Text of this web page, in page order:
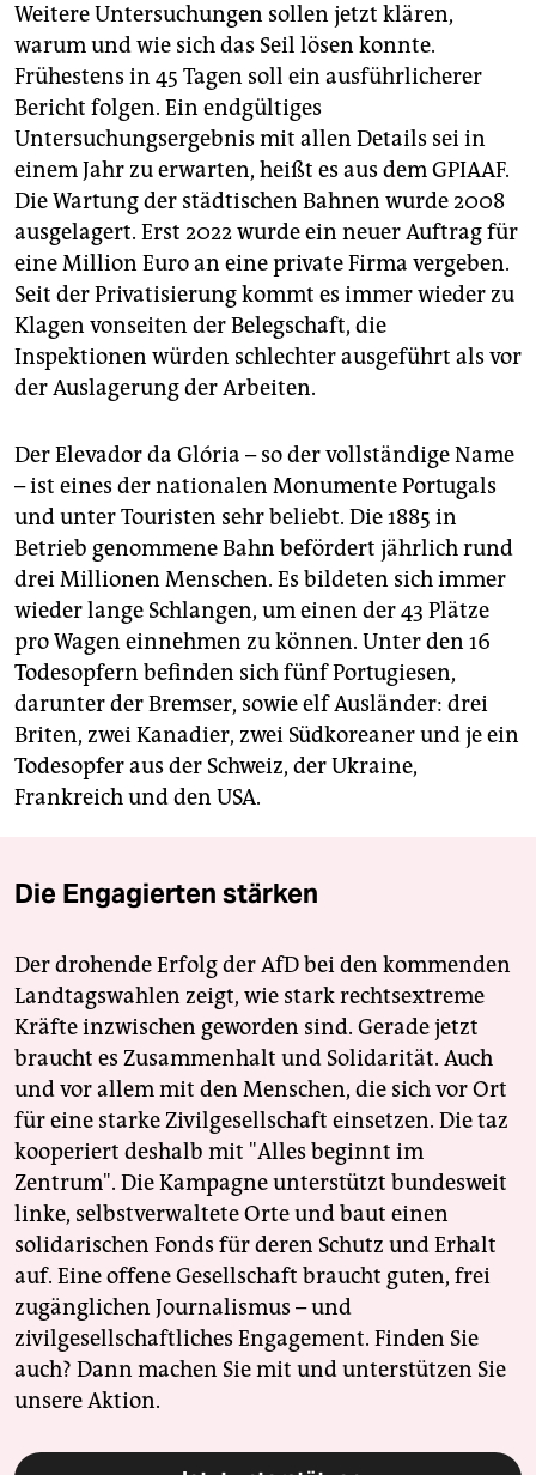
Weitere Untersuchungen sollen jetzt klären,
warum und wie sich das Seil lösen konnte.
Frühestens in 45 Tagen soll ein ausführlicherer
Bericht folgen. Ein endgültiges
Untersuchungsergebnis mit allen Details sei in
einem Jahr zu erwarten, heißt es aus dem GPIAAF.
Die Wartung der städtischen Bahnen wurde 2008
ausgelagert. Erst 2022 wurde ein neuer Auftrag für
eine Million Euro an eine private Firma vergeben.
Seit der Privatisierung kommt es immer wieder zu
Klagen vonseiten der Belegschaft, die
Inspektionen würden schlechter ausgeführt als vor
der Auslagerung der Ar­beiten.
Der Elevador da Glória – so der vollständige Name
– ist eines der nationalen Monumente Portugals
und unter Touristen sehr beliebt. Die 1885 in
Betrieb genommene Bahn befördert jährlich rund
drei Millionen Menschen. Es bildeten sich immer
wieder lange Schlangen, um einen der 43 Plätze
pro Wagen einnehmen zu können. Unter den 16
Todesopfern befinden sich fünf Portugiesen,
darunter der Bremser, sowie elf Ausländer: drei
Briten, zwei Kanadier, zwei Südkoreaner und je ein
Todesopfer aus der Schweiz, der Ukraine,
Frankreich und den USA.
Die Engagierten stärken
Der drohende Erfolg der AfD bei den kommenden
Landtagswahlen zeigt, wie stark rechtsextreme
Kräfte inzwischen geworden sind. Gerade jetzt
braucht es Zusammenhalt und Solidarität. Auch
und vor allem mit den Menschen, die sich vor Ort
für eine starke Zivilgesellschaft einsetzen. Die taz
kooperiert deshalb mit "Alles beginnt im
Zentrum". Die Kampagne unterstützt bundesweit
linke, selbstverwaltete Orte und baut einen
solidarischen Fonds für deren Schutz und Erhalt
auf. Eine offene Gesellschaft braucht guten, frei
zugänglichen Journalismus – und
zivilgesellschaftliches Engagement. Finden Sie
auch? Dann machen Sie mit und unterstützen Sie
unsere Aktion.